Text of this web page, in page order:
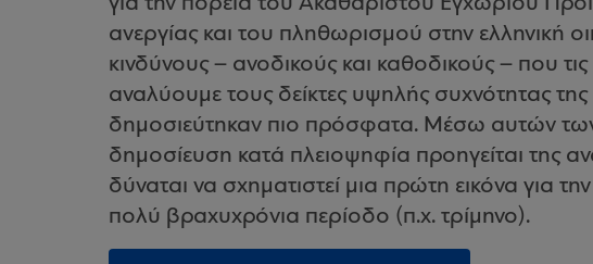
ανεργίας και του πληθωρισμού στην ελληνική
κινδύνους – ανοδικούς και καθοδικούς – που
αναλύουμε τους δείκτες υψηλής συχνότητας της
δημοσιεύτηκαν πιο πρόσφατα. Μέσω αυτών
δημοσίευση κατά πλειοψηφία προηγείται της
δύναται να σχηματιστεί μια πρώτη εικόνα για
πολύ βραχυχρόνια περίοδο (π.χ. τρίμηνο).